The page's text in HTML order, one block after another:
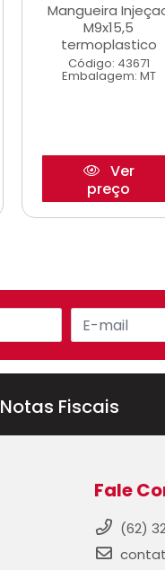
Mangueira
M9x15,5
termoplastico
Código: 43671
Embalagem: MT
Ver
preço
Notas Fiscais
Fale
(62)